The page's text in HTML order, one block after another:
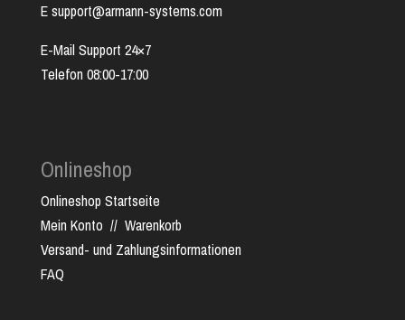
E support@armann-systems.com
E-Mail Support 24×7
Telefon 08:00-17:00
Onlineshop
Onlineshop Startseite
Mein Konto // Warenkorb
Versand- und Zahlungsinformationen
FAQ